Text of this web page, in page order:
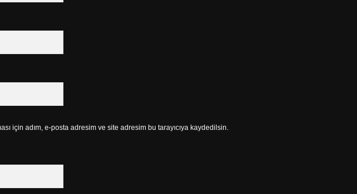
için adım, e-posta adresim ve site adresim bu tarayıcıya kaydedilsin.